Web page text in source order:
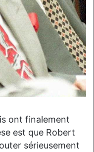
ont finalement
est que Robert
sérieusement